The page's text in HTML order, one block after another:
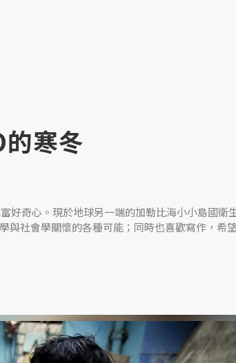
寒冬
好奇心。現於地球另一端的加勒比海小小島國衛
與社會學關懷的各種可能；同時也喜歡寫作，希